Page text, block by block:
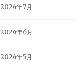
2026年7月
2026年6月
2026年5月